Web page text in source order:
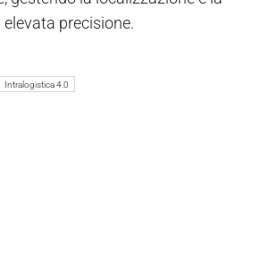
precisione.
Intralogistica 4.0